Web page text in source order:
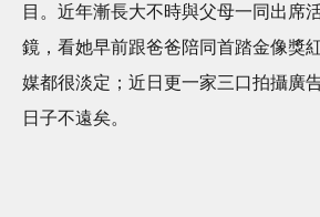
目。近年漸長大不時與父母一同出席
鏡，看她早前跟爸爸陪同首踏金像獎
媒都很淡定；近日更一家三口拍攝廣
日子不遠矣。